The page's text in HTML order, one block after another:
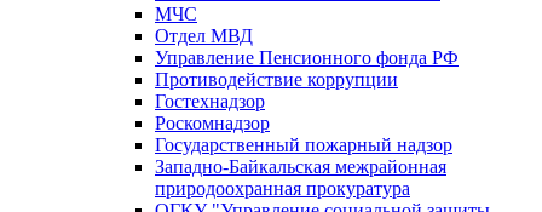
МЧС
Отдел МВД
Управление Пенсионного фонда РФ
Противодействие коррупции
Гостехнадзор
Роскомнадзор
Государственный пожарный надзор
Западно-Байкальская межрайонная
природоохранная прокуратура